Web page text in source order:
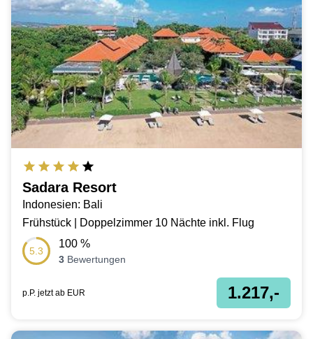
Sadara Resort
Indonesien: Bali
Frühstück | Doppelzimmer 10 Nächte inkl. Flug
5.3
100 %
3 Bewertungen
p.P. jetzt ab EUR 1.217,-